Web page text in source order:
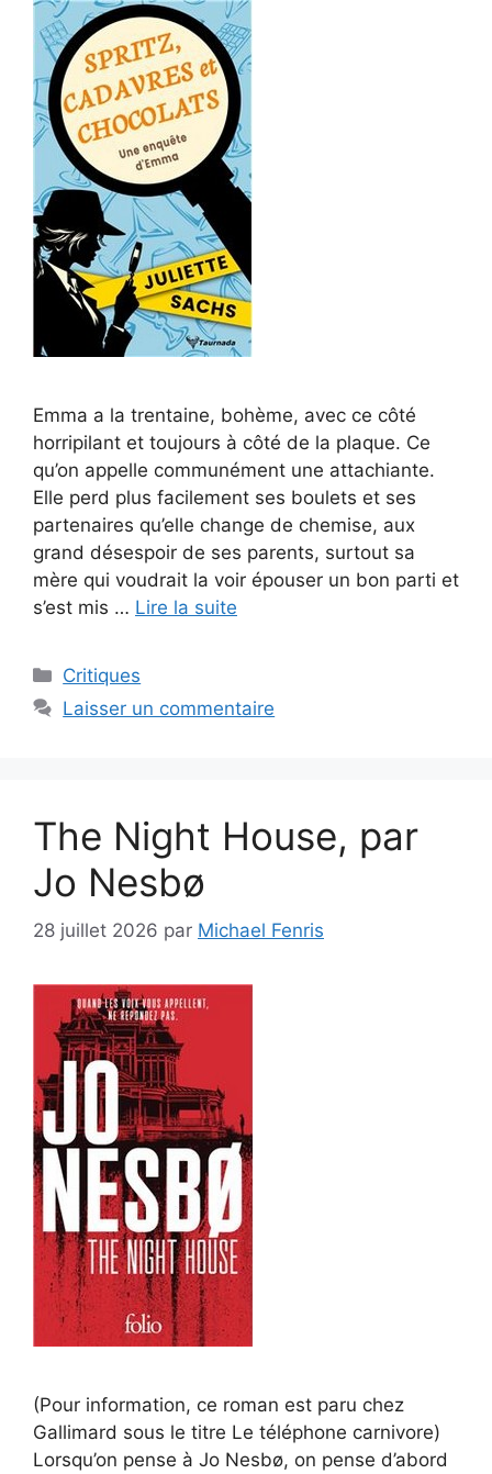
Emma a la trentaine, bohème, avec ce côté
horripilant et toujours à côté de la plaque. Ce
qu’on appelle communément une attachiante.
Elle perd plus facilement ses boulets et ses
partenaires qu’elle change de chemise, aux
grand désespoir de ses parents, surtout sa
mère qui voudrait la voir épouser un bon parti et
s’est mis … Lire la suite
Critiques
Laisser un commentaire
The Night House, par
Jo Nesbø
28 juillet 2026 par Michael Fenris
(Pour information, ce roman est paru chez
Gallimard sous le titre Le téléphone carnivore)
Lorsqu’on pense à Jo Nesbø, on pense d’abord